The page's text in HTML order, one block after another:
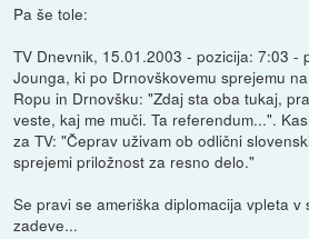
Pa še tole:
TV Dnevnik, 15.01.2003 - pozicija: 7:03 -
Jounga, ki po Drnovškovemu sprejemu
Ropu in Drnovšku: "Zdaj sta oba tukaj,
veste, kaj me muči. Ta referendum...".
za TV: "Čeprav uživam ob odlični
sprejemi priložnost za resno delo."
Se pravi se ameriška diplomacija vpleta v
zadeve...